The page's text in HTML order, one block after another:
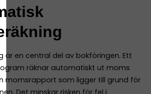
är en central del av bokföringen. Ett
räknar automatiskt ut moms
momsrapport som ligger till grund för
Det minskar risken för fel i